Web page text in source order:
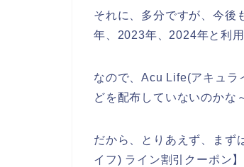
それに、多分ですが、今後
年、2023年、2024年と利
なので、Acu Life(アキュラ
どを配布していないのかな
だから、とりあえず、まず
イフ) ライン割引クーポン